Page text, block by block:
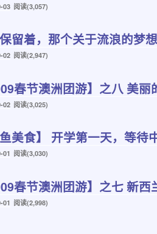
03 阅读(3,057)
留着，那个关于流浪的梦想
02 阅读(2,947)
春节澳洲团游】之八 美
02 阅读(3,025)
鱼美食】 开学第一天，等待
01 阅读(3,030)
春节澳洲团游】之七 新
01 阅读(2,998)